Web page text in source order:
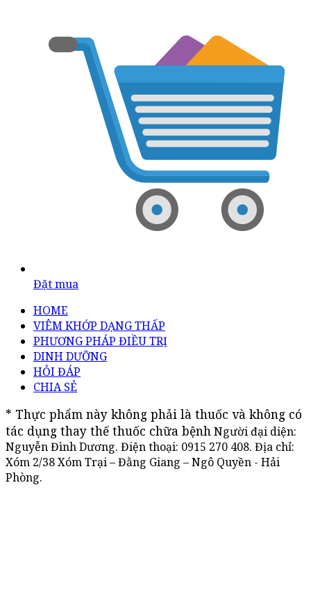
Đặt mua
HOME
VIÊM KHỚP DẠNG THẤP
PHƯƠNG PHÁP ĐIỀU TRỊ
DINH DƯỠNG
HỎI ĐÁP
CHIA SẺ
* Thực phẩm này không phải là thuốc và không có
tác dụng thay thế thuốc chữa bệnh Người đại diện:
Nguyễn Đình Dương. Điện thoại: 0915 270 408. Địa chỉ:
Xóm 2/38 Xóm Trại – Đằng Giang – Ngô Quyền - Hải
Phòng.